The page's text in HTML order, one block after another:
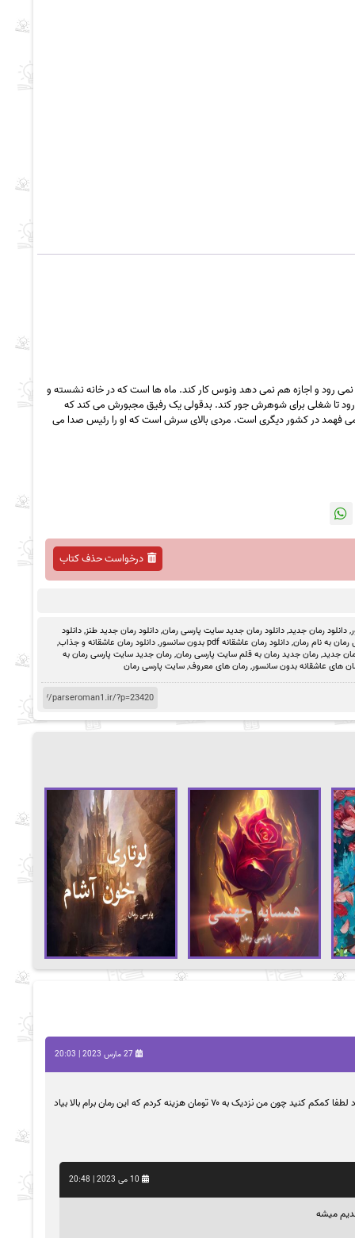
رود و اجازه هم نمی دهد ونوس کار کند. ماه ها است که در خانه نشسته و
تا شغلی برای شوهرش جور کند. بدقولی یک رفیق مجبورش می کند که
فهمد در کشور دیگری است. مردی بالای سرش است که او را رئیس صدا می
درخواست حذف کتاب
,دانلود رمان جدید,دانلود رمان جدید سایت پارسی رمان,دانلود رمان جدید طنز,دانلود
رمان به نام رمان,دانلود رمان عاشقانه pdf بدون سانسور ,دانلود رمان عاشقانه و جذاب,
جدید,رمان جدید رمان به قلم سایت پارسی رمان,رمان جدید سایت پارسی رمان به
های عاشقانه بدون سانسور,رمان های معروف,سایت پارسی رمان
27 مارس 2023 | 20:03
10 می 2023 | 20:48